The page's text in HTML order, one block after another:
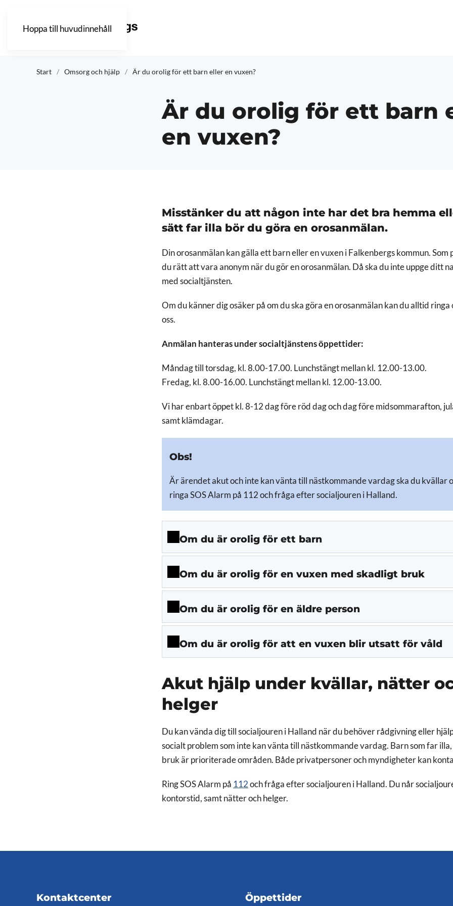
Hoppa till huvudinnehåll
Start Omsorg och hjälp Är du orolig för ett barn eller en vuxen?
Är du orolig för ett barn
en vuxen?
Misstänker du att någon inte har det bra hemma
sätt far illa bör du göra en orosanmälan.
Din orosanmälan kan gälla ett barn eller en vuxen i Falkenbergs kommun.
du rätt att vara anonym när du gör en orosanmälan. Då ska du inte uppge ditt
med socialtjänsten.
Om du känner dig osäker på om du ska göra en orosanmälan kan du alltid ringa
oss.
Anmälan hanteras under socialtjänstens öppettider:
Måndag till torsdag, kl. 8.00-17.00. Lunchstängt mellan kl. 12.00-13.00.
Fredag, kl. 8.00-16.00. Lunchstängt mellan kl. 12.00-13.00.
Vi har enbart öppet kl. 8-12 dag före röd dag och dag före midsommarafton,
samt klämdagar.
Obs!
Är ärendet akut och inte kan vänta till nästkommande vardag ska du kvällar
ringa SOS Alarm på 112 och fråga efter socialjouren i Halland.
Om du är orolig för ett barn
Om du är orolig för en vuxen med skadligt bruk
Om du är orolig för en äldre person
Om du är orolig för att en vuxen blir utsatt för våld
Akut hjälp under kvällar, nätter
helger
Du kan vända dig till socialjouren i Halland när du behöver rådgivning eller
socialt problem som inte kan vänta till nästkommande vardag. Barn som far
bruk är prioriterade områden. Både privatpersoner och myndigheter kan
Ring SOS Alarm på 112 och fråga efter socialjouren i Halland. Du når
kontorstid, samt nätter och helger.
Kontaktcenter Öppettider